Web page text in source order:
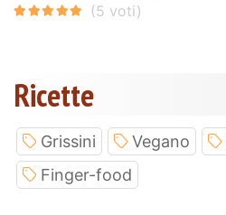
Ricette
Grissini Vegano
Finger-food